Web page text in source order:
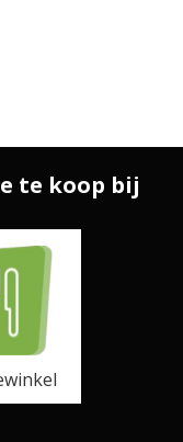
te koop bij